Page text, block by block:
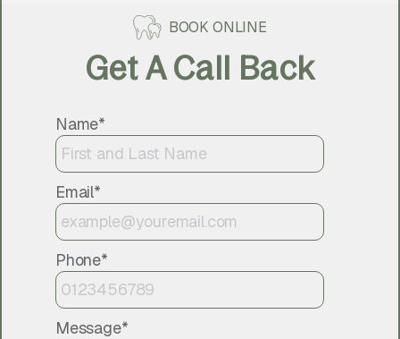
BOOK ONLINE
Get A Call Back
Name*
Email*
Phone*
Message*